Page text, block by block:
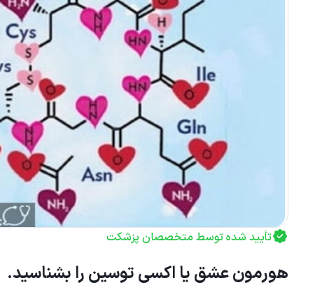
تأیید شده توسط متخصصان پزشکت
هورمون عشق یا اکسی توسین را بشناسید.